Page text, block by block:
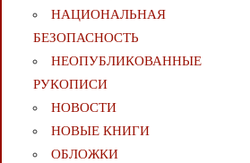
НАЦИОНАЛЬНАЯ
БЕЗОПАСНОСТЬ
НЕОПУБЛИКОВАННЫЕ
РУКОПИСИ
НОВОСТИ
НОВЫЕ КНИГИ
ОБЛОЖКИ